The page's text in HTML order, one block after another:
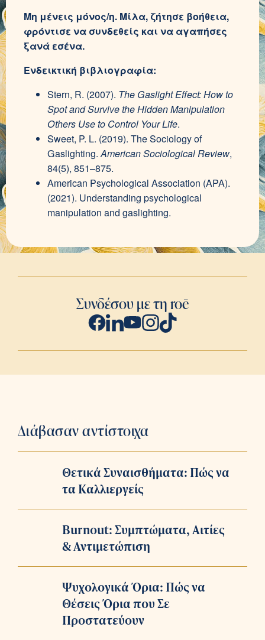
Μη μένεις μόνος/η. Μίλα, ζήτησε βοήθεια,
φρόντισε να συνδεθείς και να αγαπήσες
ξανά εσένα.
Ενδεικτική βιβλιογραφία:
Stern, R. (2007). The Gaslight Effect: How to
Spot and Survive the Hidden Manipulation
Others Use to Control Your Life.
Sweet, P. L. (2019). The Sociology of
Gaslighting.American Sociological Review,
84(5), 851–875.
American Psychological Association (APA).
(2021). Understanding psychological
manipulation and gaslighting.
Συνδέσου με τη roē
Διάβασαν αντίστοιχα
Θετικά Συναισθήματα: Πώς να
τα Καλλιεργείς
Burnout: Συμπτώματα, Αιτίες
& Αντιμετώπιση
Ψυχολογικά Όρια: Πώς να
Θέσεις Όρια που Σε
Προστατεύουν